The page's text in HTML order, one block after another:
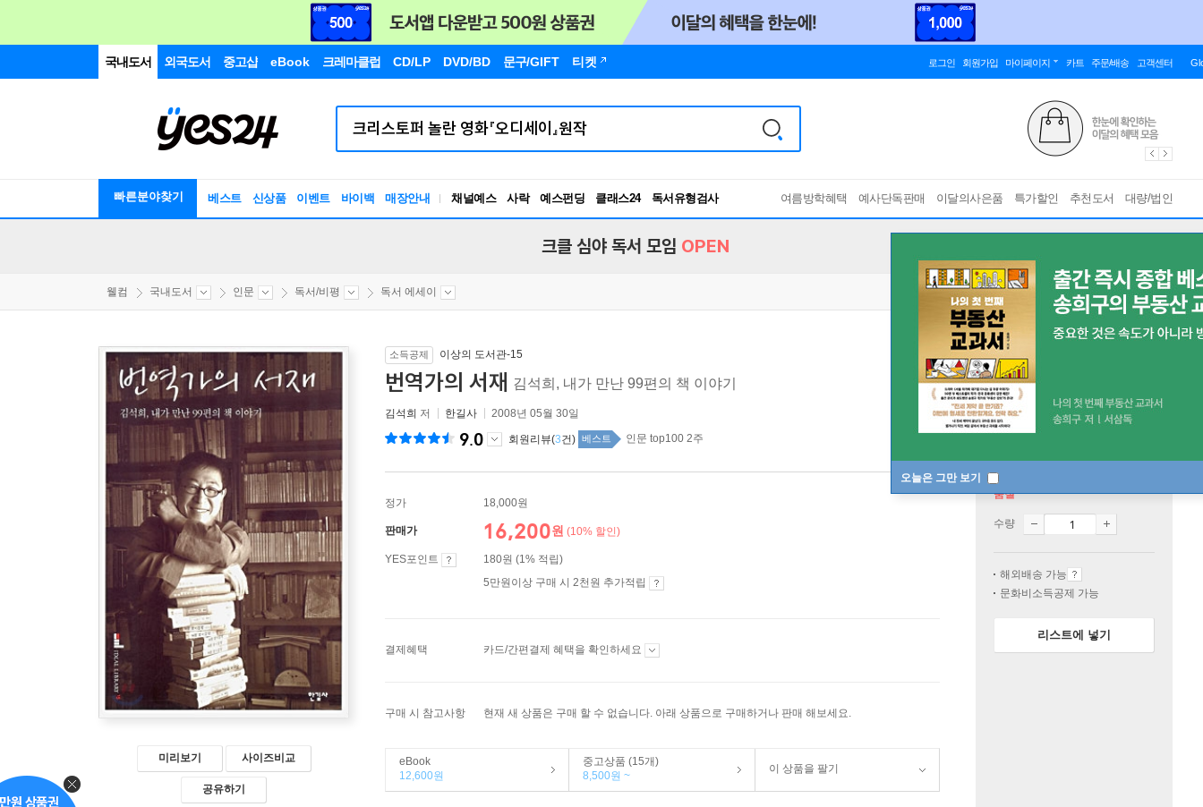
국내도서 외국도서 중고샵 eBook 크레마클럽 CD/LP DVD/BD 문구/GIFT 티켓 로그인 회원가입 마이페이지 카트 주문/배송 고객센터
빠른분야찾기 베스트 신상품 이벤트 바이백 매장안내 채널예스 사락 예스펀딩 클래스24
RBTI Lab
독서유형검사
여름방학혜택 예사단독판매 이달의사은품 특가할인 추천도서 대량/법인
오늘은 그만 보기
크클 심야 독서 모임 OPEN
웰컴 국내도서 인문 독서/비평 독서 에세이
미리보기 사이즈비교
공유하기
소득공제 이상의 도서관-15
번역가의 서재 김석희, 내가 만난 99편의 책 이야기
김석희 저 한길사 2008년 05월 30일
9.0 회원리뷰(3건) 베스트 인문 top100 2주
정가 18,000원
판매가 16,200원 (10% 할인)
YES포인트
180원 (1% 적립)
5만원이상 구매 시 2천원 추가적립
결제혜택 카드/간편결제 혜택을 확인하세요
구매 시 참고사항 현재 새 상품은 구매 할 수 없습니다. 아래 상품으로 구매하거나 판매 해보세요.
eBook
12,600원
중고상품 (15개)
8,500원 ~
이 상품을 팔기
품절
수량
해외배송 가능
문화비소득공제 가능
리스트에 넣기